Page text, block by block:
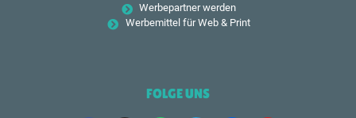
Werbepartner werden
Werbemittel für Web & Print
FOLGE UNS